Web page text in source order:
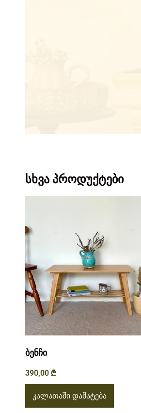
სხვა პროდუქტები
ბენჩი
390,00 ₾
კალათაში დამატება